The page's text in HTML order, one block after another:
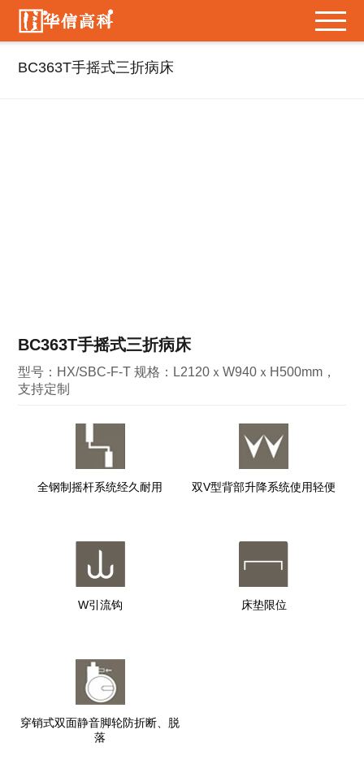
BC363T手摇式三折病床
BC363T手摇式三折病床
型号：HX/SBC-F-T 规格：L2120ｘW940ｘH500mm，
支持定制
全钢制摇杆系统经久耐用 双V型背部升降系统使用轻便
W引流钩 床垫限位
穿销式双面静音脚轮防折断、脱
落